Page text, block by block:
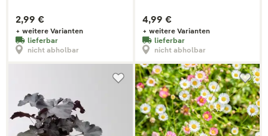
2,99 €
+ weitere Varianten
lieferbar
nicht abholbar
4,99 €
+ weitere Varianten
lieferbar
nicht abholbar